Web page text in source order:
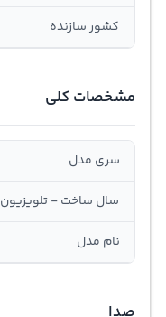
کشور سازنده
مشخصات کلی
سری مدل
سال ساخت - تلویزیون
نام مدل